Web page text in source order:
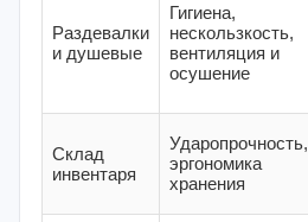
Раздевалки
и душевые
Гигиена,
нескользкость,
вентиляция и
осушение
Склад
инвентаря
Ударопрочность,
эргономика
хранения